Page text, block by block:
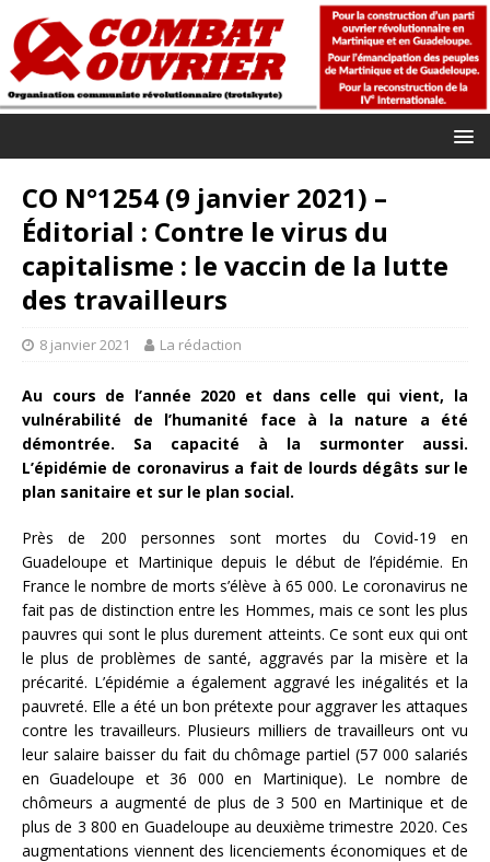
CO N°1254 (9 janvier 2021) –
Éditorial : Contre le virus du
capitalisme : le vaccin de la lutte
des travailleurs
8 janvier 2021 La rédaction
Au cours de l’année 2020 et dans celle qui vient, la
vulnérabilité de l’humanité face à la nature a été
démontrée. Sa capacité à la surmonter aussi.
L’épidémie de coronavirus a fait de lourds dégâts sur le
plan sanitaire et sur le plan social.
Près de 200 personnes sont mortes du Covid-19 en
Guadeloupe et Martinique depuis le début de l’épidémie. En
France le nombre de morts s’élève à 65 000. Le coronavirus ne
fait pas de distinction entre les Hommes, mais ce sont les plus
pauvres qui sont le plus durement atteints. Ce sont eux qui ont
le plus de problèmes de santé, aggravés par la misère et la
précarité. L’épidémie a également aggravé les inégalités et la
pauvreté. Elle a été un bon prétexte pour aggraver les attaques
contre les travailleurs. Plusieurs milliers de travailleurs ont vu
leur salaire baisser du fait du chômage partiel (57 000 salariés
en Guadeloupe et 36 000 en Martinique). Le nombre de
chômeurs a augmenté de plus de 3 500 en Martinique et de
plus de 3 800 en Guadeloupe au deuxième trimestre 2020. Ces
augmentations viennent des licenciements économiques et de